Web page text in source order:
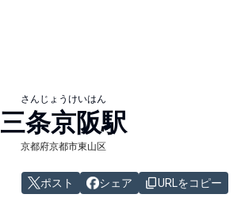
さんじょうけいはん
三条京阪駅
京都府京都市東山区
ポスト シェア URLをコピー